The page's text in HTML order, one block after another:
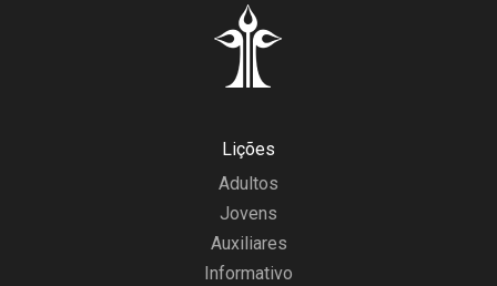
Lições
Adultos
Jovens
Auxiliares
Informativo